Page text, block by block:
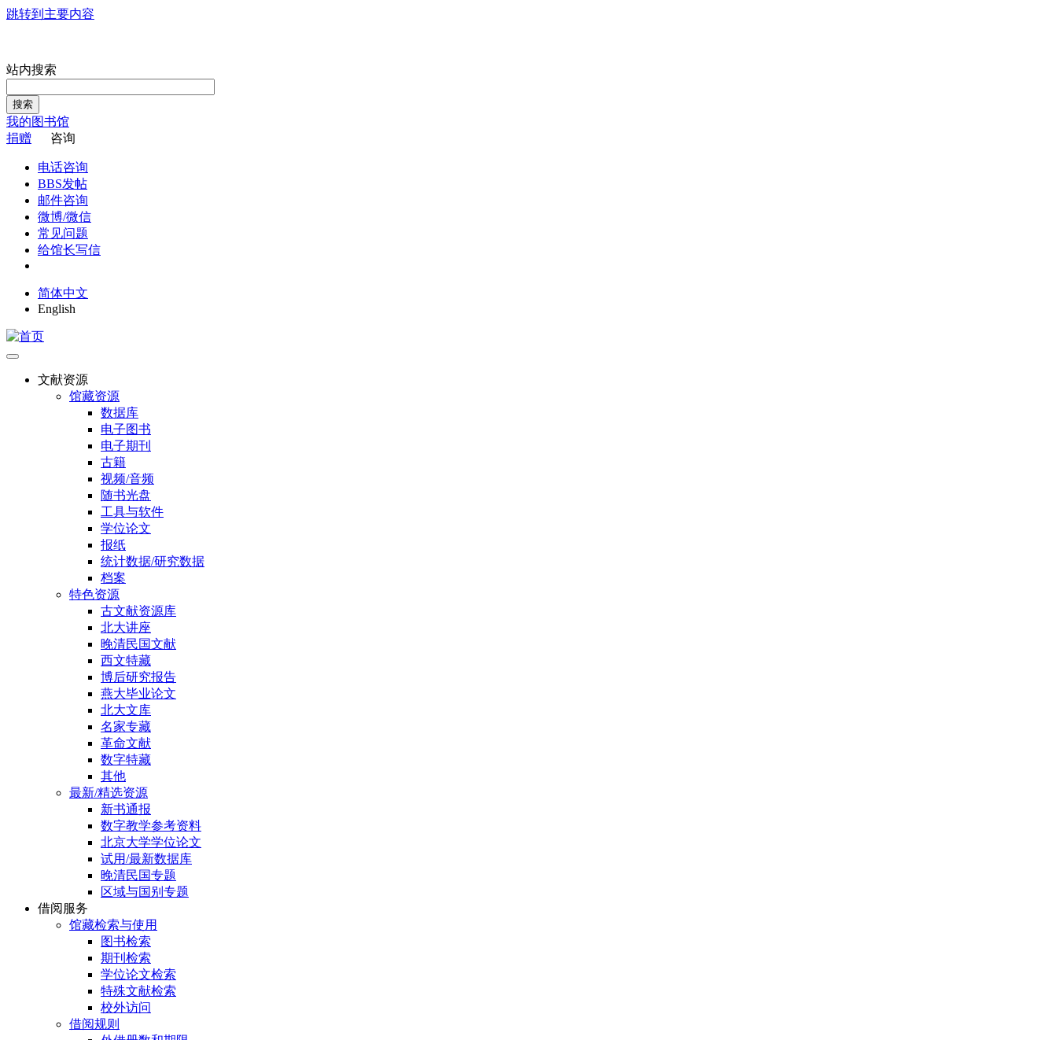
跳转到主要内容
站内搜索
搜索
我的图书馆
捐赠
咨询
电话咨询
BBS发帖
邮件咨询
微博/微信
常见问题
给馆长写信
简体中文
English
文献资源
馆藏资源
数据库
电子图书
电子期刊
古籍
视频/音频
随书光盘
工具与软件
学位论文
报纸
统计数据/研究数据
档案
特色资源
古文献资源库
北大讲座
晚清民国文献
西文特藏
博后研究报告
燕大毕业论文
北大文库
名家专藏
革命文献
数字特藏
其他
最新/精选资源
新书通报
数字教学参考资料
北京大学学位论文
试用/最新数据库
晚清民国专题
区域与国别专题
借阅服务
馆藏检索与使用
图书检索
期刊检索
学位论文检索
特殊文献检索
校外访问
借阅规则